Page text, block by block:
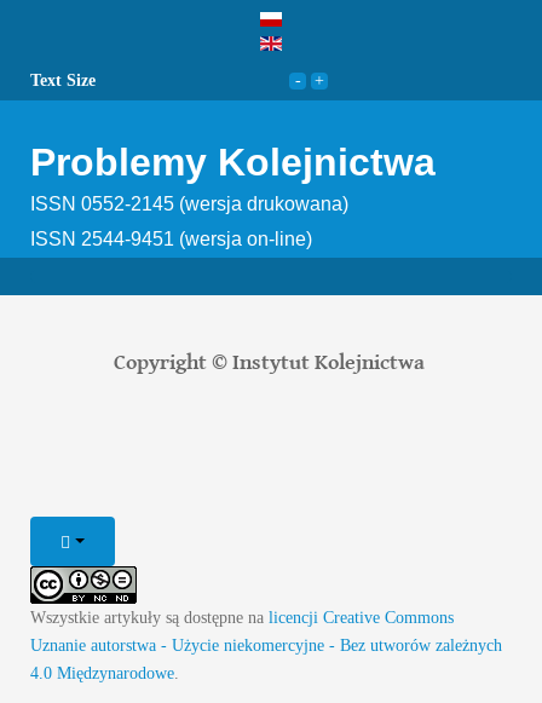
Text Size
Problemy Kolejnictwa
ISSN 0552-2145 (wersja drukowana)
ISSN 2544-9451 (wersja on-line)
Copyright © Instytut Kolejnictwa
Wszystkie artykuły są dostępne na licencji Creative Commons
Uznanie autorstwa - Użycie niekomercyjne - Bez utworów zależnych
4.0 Międzynarodowe.